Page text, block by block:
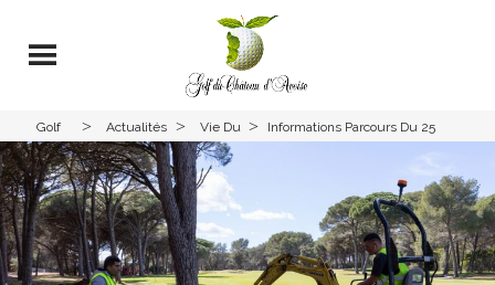
Golf
Avoise
> Actualités > Vie Du
Club
> Informations Parcours Du 25